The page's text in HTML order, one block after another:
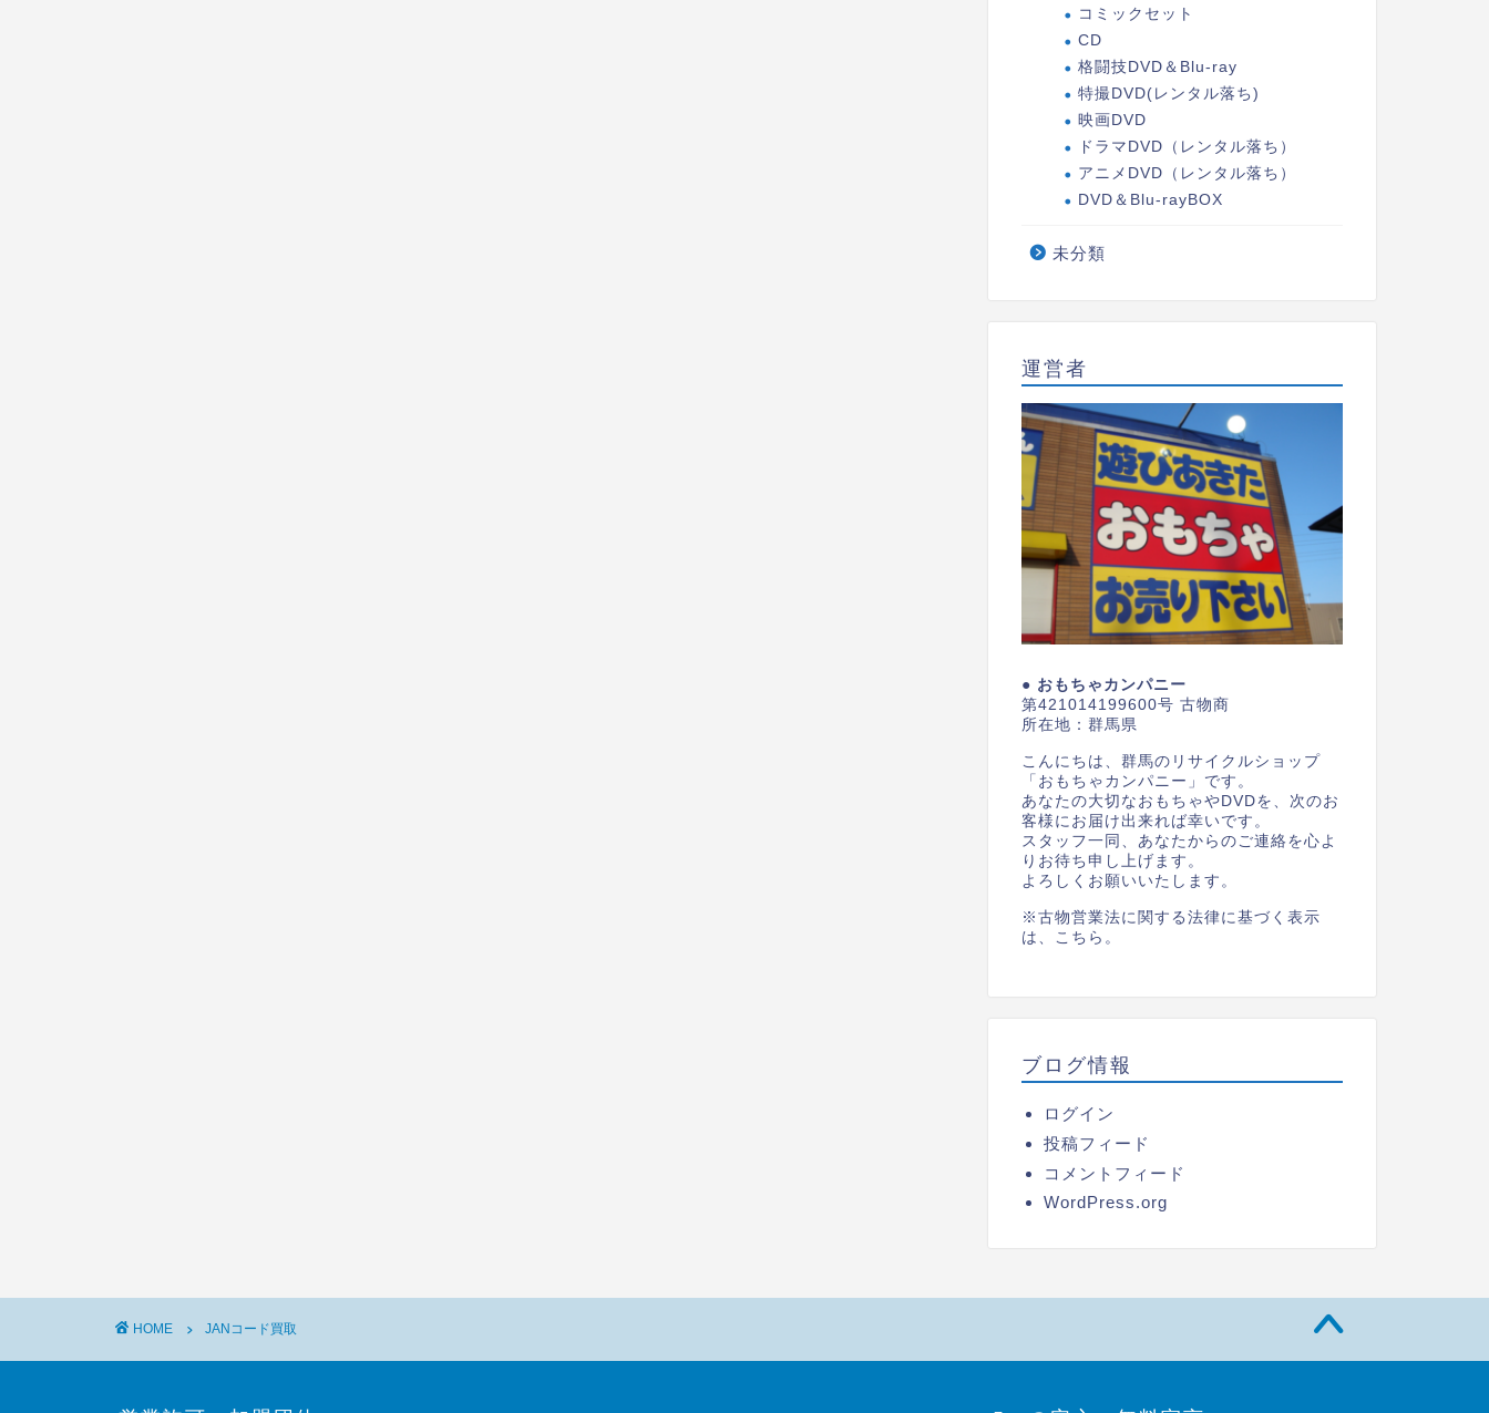
コミックセット
CD
格闘技DVD＆Blu-ray
特撮DVD(レンタル落ち)
映画DVD
ドラマDVD（レンタル落ち）
アニメDVD（レンタル落ち）
DVD＆Blu-rayBOX
未分類
運営者
● おもちゃカンパニー
第421014199600号 古物商
所在地：群馬県
こんにちは、群馬のリサイクルショップ
「おもちゃカンパニー」です。
あなたの大切なおもちゃやDVDを、次のお
客様にお届け出来れば幸いです。
スタッフ一同、あなたからのご連絡を心よ
りお待ち申し上げます。
よろしくお願いいたします。
※古物営業法に関する法律に基づく表示
は、 こちら。
ブログ情報
ログイン
投稿フィード
コメントフィード
WordPress.org
HOME JANコード買取